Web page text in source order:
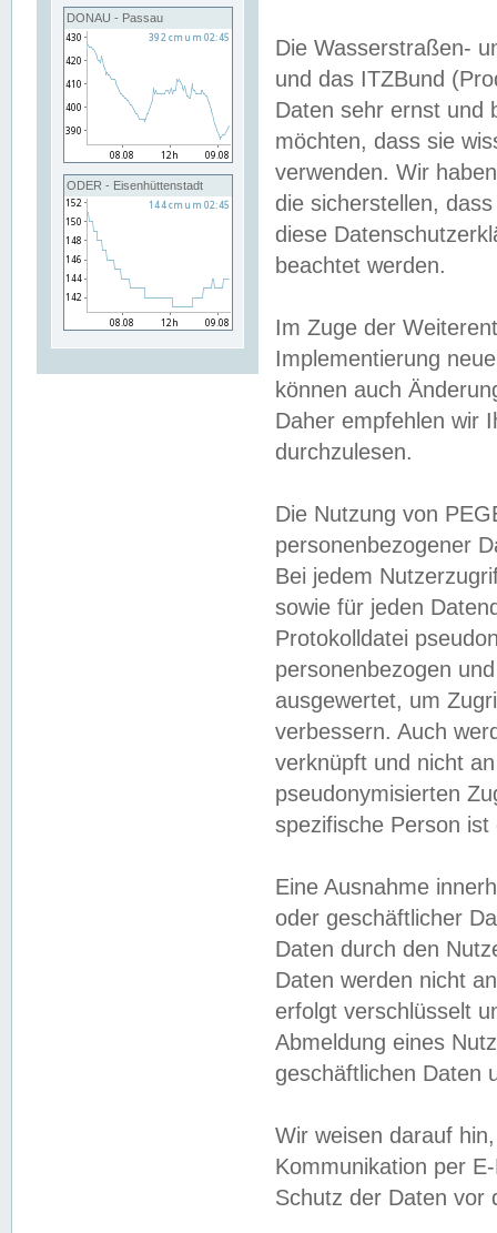
DONAU - Passau
ODER - Eisenhüttenstadt
Die Wasserstraßen-
und das ITZBund
Daten sehr ernst und
möchten, dass sie
verwenden. Wir
die sicherstellen,
diese
beachtet werden.
Im Zuge der
Implementierung
können auch
Daher empfehlen wir
durchzulesen.
Die Nutzung von
personenbezogener
Bei jedem
sowie für jeden
Protokolldatei
personenbezogen
ausgewertet, um
verbessern. Auch
verknüpft und nicht
pseudonymisierten
spezifische Person
Eine Ausnahme
oder geschäftlicher
Daten durch den
Daten werden nicht
erfolgt verschlüsselt
Abmeldung eines
geschäftlichen Daten
Wir weisen darauf
Kommunikation per
Schutz der Daten vor